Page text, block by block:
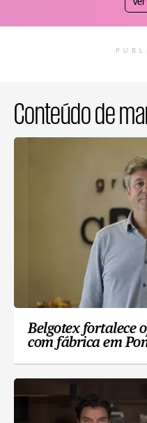
Conteúdo de
Belgotex fortalece
com fábrica em